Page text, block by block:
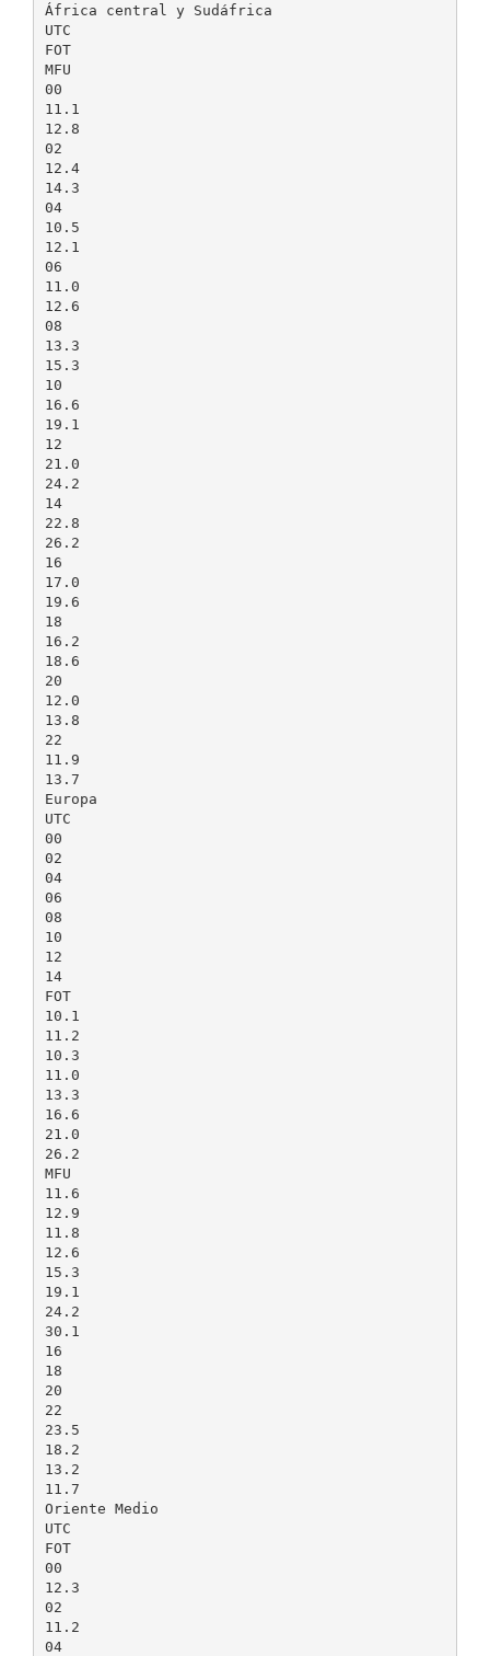
África central y Sudáfrica
UTC
FOT
MFU
00
11.1
12.8
02
12.4
14.3
04
10.5
12.1
06
11.0
12.6
08
13.3
15.3
10
16.6
19.1
12
21.0
24.2
14
22.8
26.2
16
17.0
19.6
18
16.2
18.6
20
12.0
13.8
22
11.9
13.7
Europa
UTC
00
02
04
06
08
10
12
14
FOT
10.1
11.2
10.3
11.0
13.3
16.6
21.0
26.2
MFU
11.6
12.9
11.8
12.6
15.3
19.1
24.2
30.1
16
18
20
22
23.5
18.2
13.2
11.7
Oriente Medio
UTC
FOT
00
12.3
02
11.2
04